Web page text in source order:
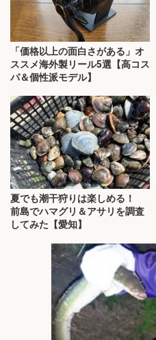
「価格以上の面白さがある」オ
ススメ海外製リール5選【高コス
パ＆個性派モデル】
夏でも潮干狩りは楽しめる！
前島でハマグリ＆アサリを調査
してみた【愛知】